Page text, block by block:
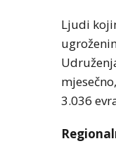
Ljudi
3.036